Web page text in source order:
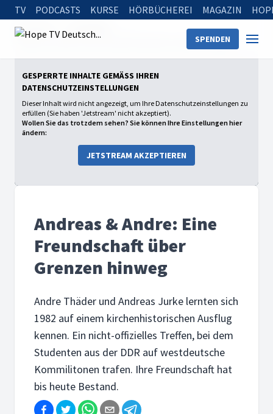
TV PODCASTS KURSE HÖRBÜCHEREI MAGAZIN
SPENDEN
Startseite
Andreas & Andre: Eine Freundschaft über Grenzen hinweg
GESPERRTE INHALTE GEMÄSS IHREN D
ATENSCHUTZEINSTELLUNGEN
Dieser Inhalt wird nicht angezeigt, um Ihre Datenschutzeinstellungen zu
erfüllen (Sie haben 'Jetstream' nicht akzeptiert).
Wollen Sie das trotzdem sehen? Sie können Ihre Einstellungen hier
ändern:
JETSTREAM AKZEPTIEREN
Andreas & Andre: Eine
Freundschaft über
Grenzen hinweg
Andre Thäder und Andreas Jurke lernten sich
1982 auf einem kirchenhistorischen Ausflug
kennen. Ein nicht-offizielles Treffen, bei dem
Studenten aus der DDR auf westdeutsche
Kommilitonen trafen. Ihre Freundschaft hat
bis heute Bestand.